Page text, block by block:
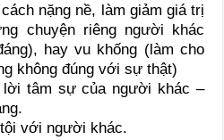
nặng nề, làm giảm giá trị
chuyện riêng người khác
hay vu khống (làm cho
không đúng với sự thật)
sự của người khác –
với người khác.